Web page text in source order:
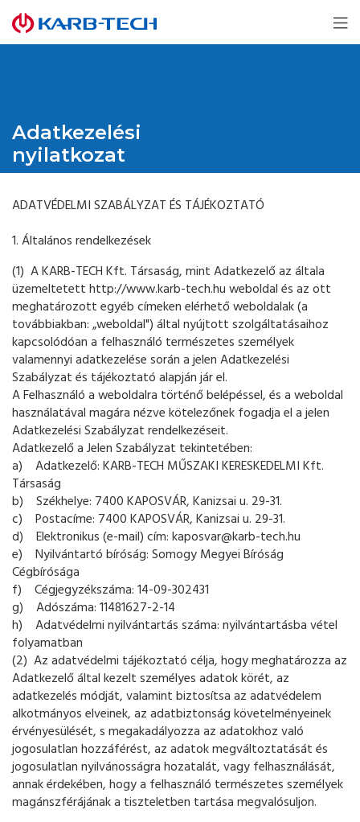
Adatkezelési
nyilatkozat
ADATVÉDELMI SZABÁLYZAT ÉS TÁJÉKOZTATÓ
1. Általános rendelkezések
(1) A KARB-TECH Kft. Társaság, mint Adatkezelő az általa
üzemeltetett http://www.karb-tech.hu weboldal és az ott
meghatározott egyéb címeken elérhető weboldalak (a
továbbiakban: „weboldal") által nyújtott szolgáltatásaihoz
kapcsolódóan a felhasználó természetes személyek
valamennyi adatkezelése során a jelen Adatkezelési
Szabályzat és tájékoztató alapján jár el.
A Felhasználó a weboldalra történő belépéssel, és a weboldal
használatával magára nézve kötelezőnek fogadja el a jelen
Adatkezelési Szabályzat rendelkezéseit.
Adatkezelő a Jelen Szabályzat tekintetében:
a) Adatkezelő: KARB-TECH MŰSZAKI KERESKEDELMI Kft.
Társaság
b) Székhelye: 7400 KAPOSVÁR, Kanizsai u. 29-31.
c) Postacíme: 7400 KAPOSVÁR, Kanizsai u. 29-31.
d) Elektronikus (e-mail) cím: kaposvar@karb-tech.hu
e) Nyilvántartó bíróság: Somogy Megyei Bíróság
Cégbírósága
f) Cégjegyzékszáma: 14-09-302431
g) Adószáma: 11481627-2-14
h) Adatvédelmi nyilvántartás száma: nyilvántartásba vétel
folyamatban
(2) Az adatvédelmi tájékoztató célja, hogy meghatározza az
Adatkezelő által kezelt személyes adatok körét, az
adatkezelés módját, valamint biztosítsa az adatvédelem
alkotmányos elveinek, az adatbiztonság követelményeinek
érvényesülését, s megakadályozza az adatokhoz való
jogosulatlan hozzáférést, az adatok megváltoztatását és
jogosulatlan nyilvánosságra hozatalát, vagy felhasználását,
annak érdekében, hogy a felhasználó természetes személyek
magánszférájának a tiszteletben tartása megvalósuljon.